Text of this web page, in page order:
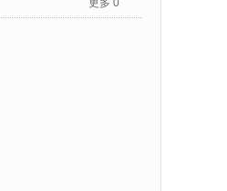
更多 0